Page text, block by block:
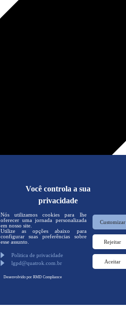
Você controla a sua
privacidade
Nós utilizamos cookies para lhe
oferecer uma jornada personalizada
em nosso site.
Utilize as opções abaixo para
configurar suas preferências sobre
esse assunto.
Politica de privacidade
lgpd@quatrok.com.br
Customizar
Rejeitar
Aceitar
Desenvolvido por RMD Compliance